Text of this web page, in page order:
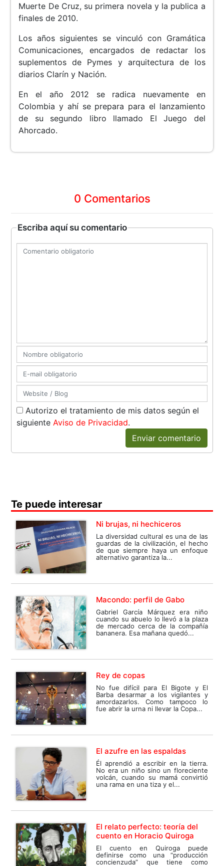
Muerte De Cruz, su primera novela y la publica a
finales de 2010.
Los años siguientes se vinculó con Gramática
Comunicaciones, encargados de redactar los
suplementos de Pymes y arquitectura de los
diarios Clarín y Nación.
En el año 2012 se radica nuevamente en
Colombia y ahí se prepara para el lanzamiento
de su segundo libro llamado El Juego del
Ahorcado.
0 Comentarios
Escriba aquí su comentario
Autorizo el tratamiento de mis datos según el
siguienteAviso de Privacidad.
Enviar comentario
Te puede interesar
Ni brujas, ni hechiceros
La diversidad cultural es una de las
guardas de la civilización, el hecho
de que siempre haya un enfoque
alternativo garantiza la...
Macondo: perfil de Gabo
Gabriel García Márquez era niño
cuando su abuelo lo llevó a la plaza
de mercado cerca de la compañía
bananera. Esa mañana quedó...
Rey de copas
No fue difícil para El Bigote y El
Barba desarmar a los vigilantes y
amordazarlos. Como tampoco lo
fue abrir la urna ni llevar la Copa...
El azufre en las espaldas
Él aprendió a escribir en la tierra.
No era un niño sino un floreciente
volcán, cuando su mamá convirtió
una rama en una tiza y el...
El relato perfecto: teoría del
cuento en Horacio Quiroga
El cuento en Quiroga puede
definirse como una “producción
concienzuda” que tiene como